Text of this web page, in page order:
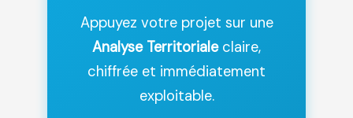
Appuyez votre projet sur une
Analyse Territorialeclaire,
chiffrée et immédiatement
exploitable.